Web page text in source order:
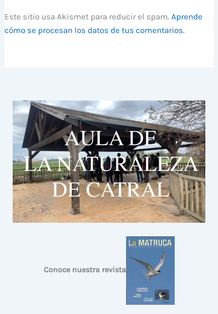
Este sitio usa Akismet para reducir el spam. Aprende
cómo se procesan los datos de tus comentarios.
Conoce nuestra revista